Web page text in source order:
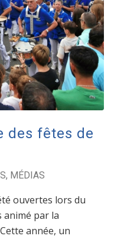
des fêtes de
, MÉDIAS
ouvertes lors du
animé par la
année, un